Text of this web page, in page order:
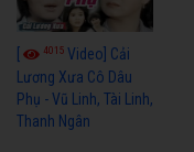
[ 4015 Video] Cải
Lương Xưa Cô Dâu
Phụ - Vũ Linh, Tài Linh,
Thanh Ngân